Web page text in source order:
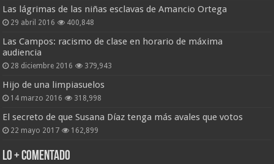
Las lágrimas de las niñas esclavas de Amancio Ortega
29 abril 2016 400,848
Las Campos: racismo de clase en horario de máxima
audiencia
28 diciembre 2016 379,943
Hijo de una limpiasuelos
14 marzo 2016 318,998
El secreto de que Susana Díaz tenga más avales que votos
22 mayo 2017 162,899
Lo + Comentado